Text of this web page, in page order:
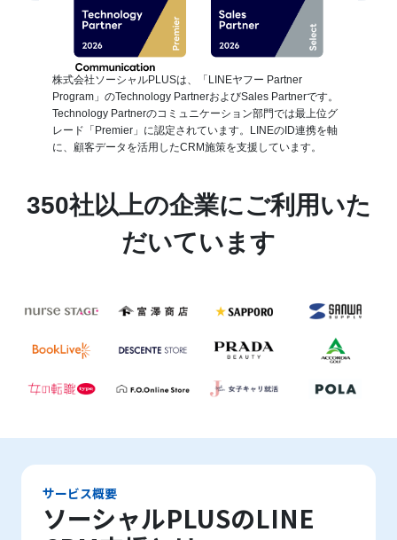
株式会社ソーシャルPLUSは、「LINEヤフー Partner
Program」のTechnology PartnerおよびSales Partnerです。
Technology Partnerのコミュニケーション部門では最上位グ
レード「Premier」に認定されています。LINEのID連携を軸
に、顧客データを活用したCRM施策を支援しています。
350社以上の企業にご利用いた
だいています
サービス概要
ソーシャルPLUSのLINE